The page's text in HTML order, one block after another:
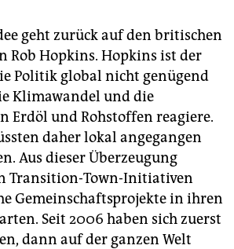
geht zurück auf den britischen
Rob Hopkins. Hopkins ist der
Politik global nicht genügend
Klimawandel und die
Erdöl und Rohstoffen reagiere.
daher lokal angegangen
Aus dieser Überzeugung
Transition-Town-Initiativen
Gemeinschaftsprojekte in ihren
Seit 2006 haben sich zuerst
dann auf der ganzen Welt